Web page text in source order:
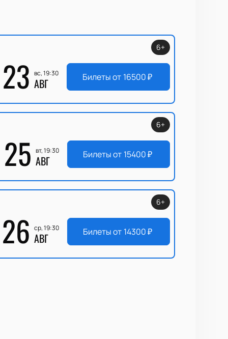
23 вс, 19:30
АВГ
6+
Билеты от 16500₽
25 вт, 19:30
АВГ
6+
Билеты от 15400₽
26 ср, 19:30
АВГ
6+
Билеты от 14300₽